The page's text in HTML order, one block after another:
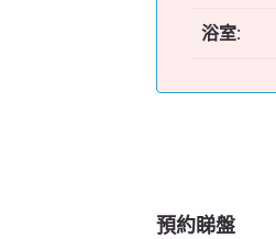
浴室:
預約睇盤